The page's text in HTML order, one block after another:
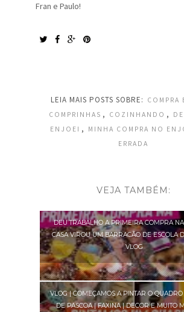
Fran e Paulo!
LEIA MAIS POSTS SOBRE: COMPRA
COMPRINHAS , COZINHANDO ,
ENJOEI ,
MINHA COMPRA NO
ERRADA
VEJA TAMBÉM:
DEU TRABALHO A PRIMEIRA COMPRA
CASA VIROU UM BARRACÃO DE ESCOLA
VLOG
VLOG | COMEÇAMOS A PINTAR O
DE PASCOA | FAXINA | DECOR E MUITO